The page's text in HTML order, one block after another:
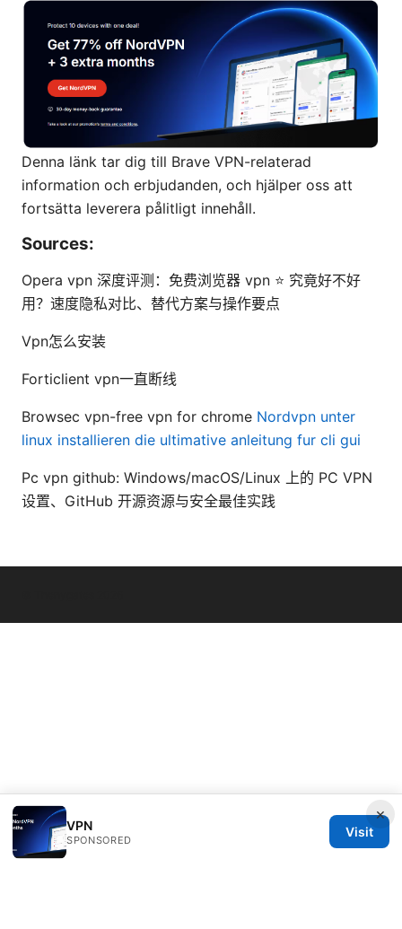
Denna länk tar dig till Brave VPN-relaterad
information och erbjudanden, och hjälper oss att
fortsätta leverera pålitligt innehåll.
Sources:
Opera vpn 深度评测：免费浏览器 vpn ⭐ 究竟好不好
用？速度隐私对比、替代方案与操作要点
Vpn怎么安装
Forticlient vpn一直断线
Browsec vpn-free vpn for chrome Nordvpn unter
linux installieren die ultimative anleitung fur cli gui
Pc vpn github: Windows/macOS/Linux 上的 PC VPN
设置、GitHub 开源资源与安全最佳实践
×
VPN
SPONSORED
Visit